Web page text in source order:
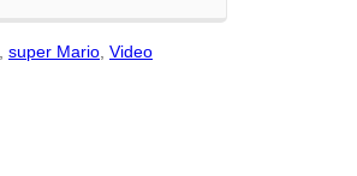
super Mario Video